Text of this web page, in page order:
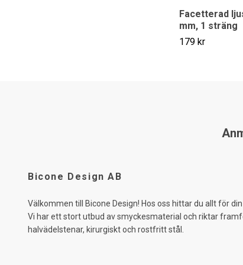
Facetterad
mm, 1 sträng
179 kr
Bicone Design AB
Välkommen till Bicone Design! Hos oss hittar du allt för
Vi har ett stort utbud av smyckesmaterial och riktar
halvädelstenar, kirurgiskt och rostfritt stål.